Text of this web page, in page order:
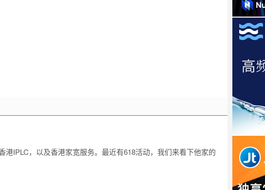
IPLC，以及香港家宽服务。最近有618活动，我们来看下他家的